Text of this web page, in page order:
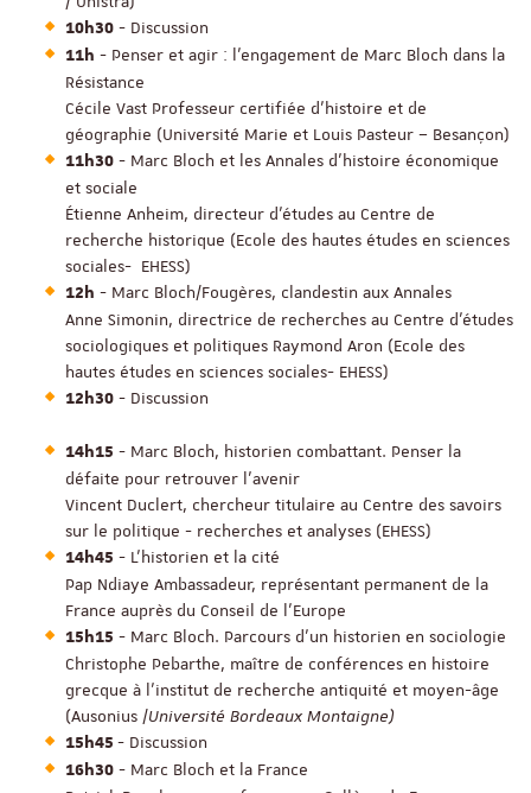
10h30 - Discussion
11h - Penser et agir : l'engagement de Marc Bloch dans la
Résistance
Cécile Vast Professeur certifiée d’histoire et de
géographie (Université Marie et Louis Pasteur – Besançon)
11h30 - Marc Bloch et les Annales d’histoire économique
et sociale
Étienne Anheim, directeur d'études au Centre de
recherche historique (Ecole des hautes études en sciences
sociales- EHESS)
12h - Marc Bloch/Fougères, clandestin aux Annales
Anne Simonin, directrice de recherches au Centre d'études
sociologiques et politiques Raymond Aron (Ecole des
hautes études en sciences sociales- EHESS)
12h30 - Discussion
14h15 - Marc Bloch, historien combattant. Penser la
défaite pour retrouver l'avenir
Vincent Duclert, chercheur titulaire au Centre des savoirs
sur le politique - recherches et analyses (EHESS)
14h45 - L’historien et la cité
Pap Ndiaye Ambassadeur, représentant permanent de la
France auprès du Conseil de l’Europe
15h15 - Marc Bloch. Parcours d’un historien en sociologie
Christophe Pebarthe, maître de conférences en histoire
grecque à l’institut de recherche antiquité et moyen-âge
(Ausonius /Université Bordeaux Montaigne)
15h45 - Discussion
16h30 - Marc Bloch et la France